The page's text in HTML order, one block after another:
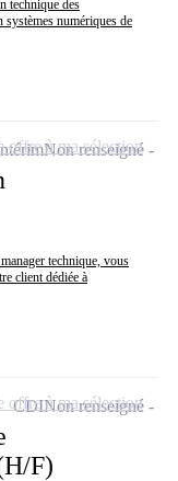
technique des
systèmes numériques de
technique, vous
client dédiée à
Non renseigné
offre à ma sélection
F)
CDINon renseigné
offre à ma sélection